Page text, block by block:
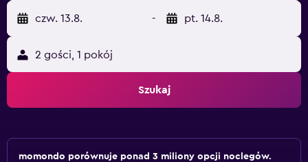
czw. 13.8. - pt. 14.8.
2 gości, 1 pokój
Szukaj
momondo porównuje ponad 3 miliony opcji noclegów.